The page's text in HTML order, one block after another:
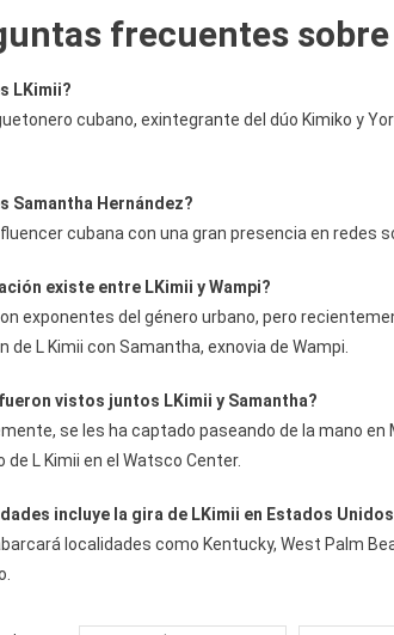
frecuentes
LKimii?
cubano, exintegrante del dúo Kimiko y
Samantha Hernández?
cubana con una gran presencia en redes
existe entre LKimii y Wampi?
exponentes del género urbano, pero
de L Kimii con Samantha, exnovia de Wampi.
vistos juntos LKimii y Samantha?
se les ha captado paseando de la mano
de L Kimii en el Watsco Center.
incluye la gira de LKimii en Estados
localidades como Kentucky, West Palm